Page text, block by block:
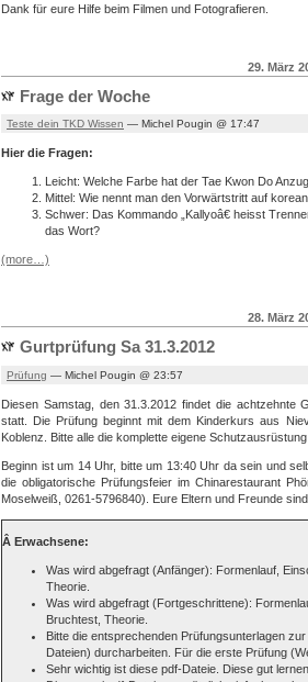
Dank für eure Hilfe beim Filmen und Fotografieren.
29. März
Frage der Woche
Teste dein TKD Wissen — Michel Pougin @ 17:47
Hier die Fragen:
Leicht: Welche Farbe hat der Tae Kwon Do
Mittel: Wie nennt man den Vorwärtstritt auf
Schwer: Das Kommando „Kallyoâ€ heisst
das Wort?
(more…)
28. März
Gurtprüfung Sa 31.3.2012
Prüfung — Michel Pougin @ 23:57
Diesen Samstag, den 31.3.2012 findet die achtzehnte
statt. Die Prüfung beginnt mit dem Kinderkurs aus
Koblenz. Bitte alle die komplette eigene Schutzausrüstung
Beginn ist um 14 Uhr, bitte um 13:40 Uhr da sein und
die obligatorische Prüfungsfeier im Chinarestaurant
Moselweiß, 0261-5796840). Eure Eltern und Freunde
Â Erwachsene:
Was wird abgefragt (Anfänger): Formenlauf,
Theorie.
Was wird abgefragt (Fortgeschrittene):
Bruchtest, Theorie.
Bitte die entsprechenden Prüfungsunterlagen
Dateien) durcharbeiten. Für die erste Prüfung
Sehr wichtig ist diese pdf-Dateie. Diese gut